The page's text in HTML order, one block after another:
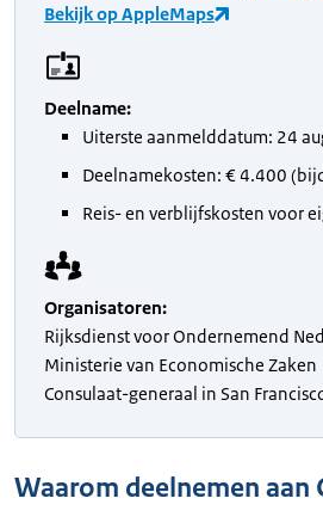
Bekijk op AppleMaps
Deelname:
Uiterste aanmelddatum: 24
Deelnamekosten: € 4.400
Reis- en verblijfskosten voor
Organisatoren:
Rijksdienst voor Ondernemend
Ministerie van Economische Zaken
Consulaat-generaal in San
Waarom deelnemen aan